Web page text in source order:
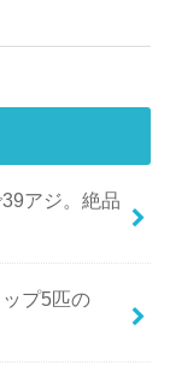
アジ。絶品
プ5匹の